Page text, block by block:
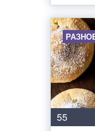
55